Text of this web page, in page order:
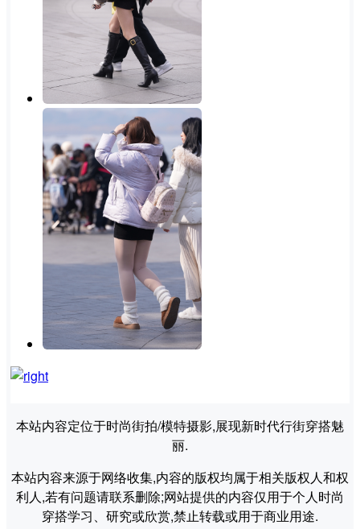
本站内容定位于时尚街拍/模特摄影,展现新时代行街穿搭魅
丽.
本站内容来源于网络收集,内容的版权均属于相关版权人和权
利人,若有问题请联系删除;网站提供的内容仅用于个人时尚
穿搭学习、研究或欣赏,禁止转载或用于商业用途.